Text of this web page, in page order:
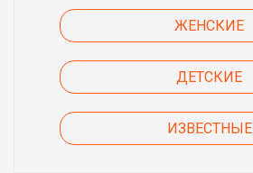
ЖЕНСКИЕ
ДЕТСКИЕ
ИЗВЕСТНЫЕ